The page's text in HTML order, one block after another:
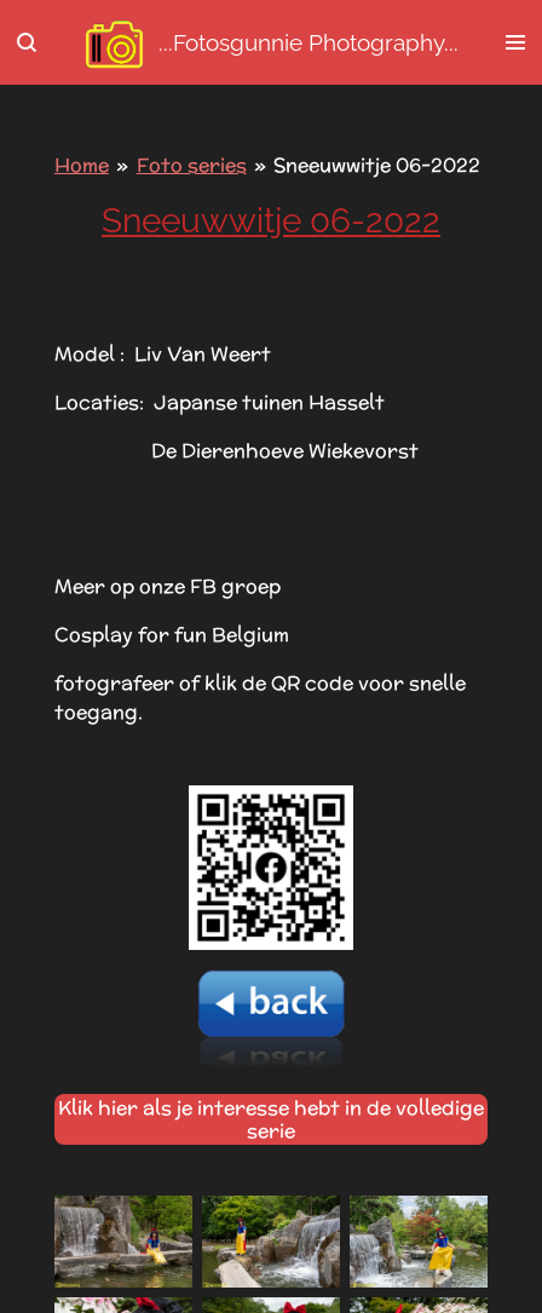
direct
naar
...Fotosgunnie Photography...
Home » Foto series » Sneeuwwitje 06-2022
Sneeuwwitje 06-2022
Model : Liv Van Weert
Locaties: Japanse tuinen Hasselt
De Dierenhoeve Wiekevorst
Meer op onze FB groep
Cosplay for fun Belgium
fotografeer of klik de QR code voor snelle
toegang.
Klik hier als je interesse hebt in de volledige
serie